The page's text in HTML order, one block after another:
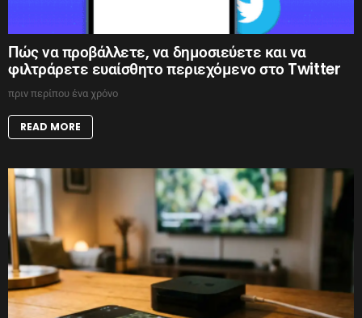
Πώς να προβάλλετε, να δημοσιεύετε και να
φιλτράρετε ευαίσθητο περιεχόμενο στο Twitter
πριν περίπου ένα χρόνο
READ MORE